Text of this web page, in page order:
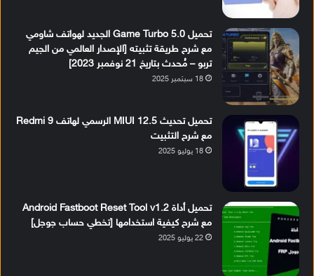
تحميل Game Turbo 5.0 الجديد لهواتف شاومي
مع شرح طريقة تثبيته [الإصدار العالمي من الجيم
تربو – مُحدث بتاريخ 21 نوفمبر 2023]
18 سبتمبر 2025
تحميل تحديث MIUI 12.5 الرسمي لهاتف Redmi 9
مع شرح التثبيت
18 يوليو 2025
تحميل أداة Android Fastboot Reset Tool v1.2
مع شرح كيفية استخدامها [تخطي حساب جوجل]
22 يوليو 2025